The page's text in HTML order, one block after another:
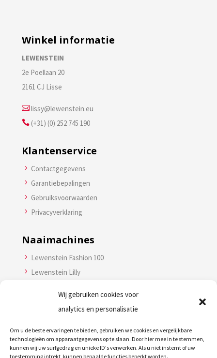
Wij gebruiken cookies voor
analytics en personalisatie
Om u de beste ervaringen te bieden, gebruiken we cookies en vergelijkbare
technologieën om apparaatgegevens op te slaan. Door hier mee in te stemmen,
kunnen wij uw surfgedrag en unieke ID's verwerken. Als u niet instemt of uw
toestemming intrekt, kunnen bepaalde functies beperkt worden.
Winkel informatie
LEWENSTEIN
2e Poellaan 20
2161 CJ Lisse
lissy@lewenstein.eu
(+31) (0) 252 745 190
Klantenservice
5 Contactgegevens
5 Garantiebepalingen
5 Gebruiksvoorwaarden
5 Privacyverklaring
Naaimachines
5 Lewenstein Fashion 100
5 Lewenstein Lilly
Lewenstein Couture 190
Lockmachine
5 Lewenstein 750DE